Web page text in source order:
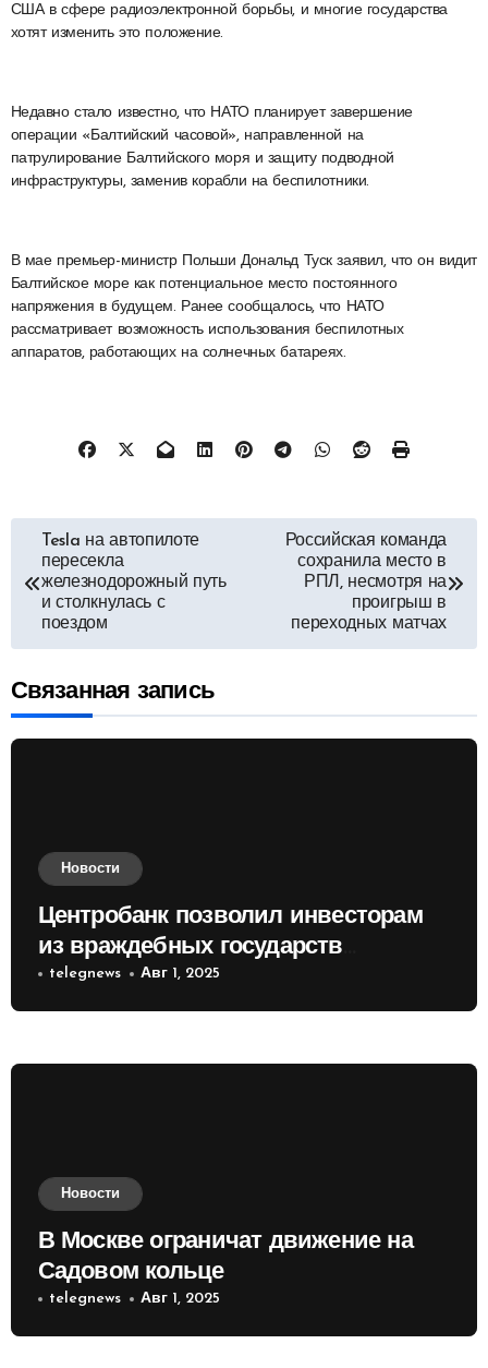
США в сфере радиоэлектронной борьбы, и многие государства
хотят изменить это положение.
Недавно стало известно, что НАТО планирует завершение
операции «Балтийский часовой», направленной на
патрулирование Балтийского моря и защиту подводной
инфраструктуры, заменив корабли на беспилотники.
В мае премьер-министр Польши Дональд Туск заявил, что он видит
Балтийское море как потенциальное место постоянного
напряжения в будущем. Ранее сообщалось, что НАТО
рассматривает возможность использования беспилотных
аппаратов, работающих на солнечных батареях.
Навигация
по
записям
Tesla на автопилоте
пересекла
железнодорожный путь
и столкнулась с
поездом
Российская команда
сохранила место в
РПЛ, несмотря на
проигрыш в
переходных матчах
Связанная запись
Новости
Центробанк позволил инвесторам
из враждебных государств
приобретать валюту
telegnews Авг 1, 2025
Новости
В Москве ограничат движение на
Садовом кольце
telegnews Авг 1, 2025